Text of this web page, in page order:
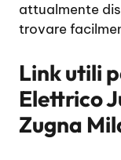
attualmente
trovare
Link utili
Elettrico
Zugna